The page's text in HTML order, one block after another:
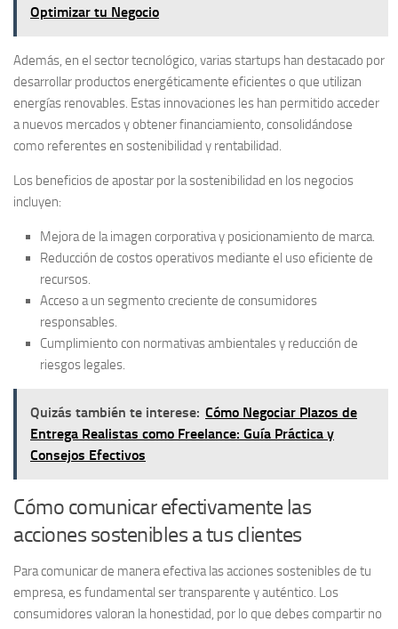
Optimizar tu Negocio
Además, en el sector tecnológico, varias startups han destacado por
desarrollar productos energéticamente eficientes o que utilizan
energías renovables. Estas innovaciones les han permitido acceder
a nuevos mercados y obtener financiamiento, consolidándose
como referentes en sostenibilidad y rentabilidad.
Los beneficios de apostar por la sostenibilidad en los negocios
incluyen:
Mejora de la imagen corporativa y posicionamiento de marca.
Reducción de costos operativos mediante el uso eficiente de
recursos.
Acceso a un segmento creciente de consumidores
responsables.
Cumplimiento con normativas ambientales y reducción de
riesgos legales.
Quizás también te interese: Cómo Negociar Plazos de
Entrega Realistas como Freelance: Guía Práctica y
Consejos Efectivos
Cómo comunicar efectivamente las
acciones sostenibles a tus clientes
Para comunicar de manera efectiva las acciones sostenibles de tu
empresa, es fundamental sertransparente y auténtico. Los
consumidores valoran la honestidad, por lo que debes compartir no